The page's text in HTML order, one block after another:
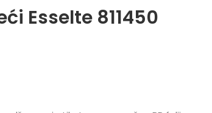
Esselte 811450